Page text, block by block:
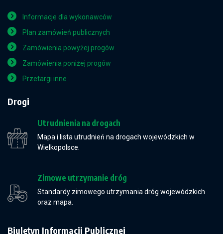
Informacje dla wykonawców
Plan zamówień publicznych
Zamówienia powyżej progów
Zamówienia poniżej progów
Przetargi inne
Drogi
Utrudnienia na drogach
Mapa i lista utrudnień na drogach wojewódzkich w
Wielkopolsce.
Zimowe utrzymanie dróg
Standardy zimowego utrzymania dróg wojewódzkich
oraz mapa.
Biuletyn Informacji Publicznej